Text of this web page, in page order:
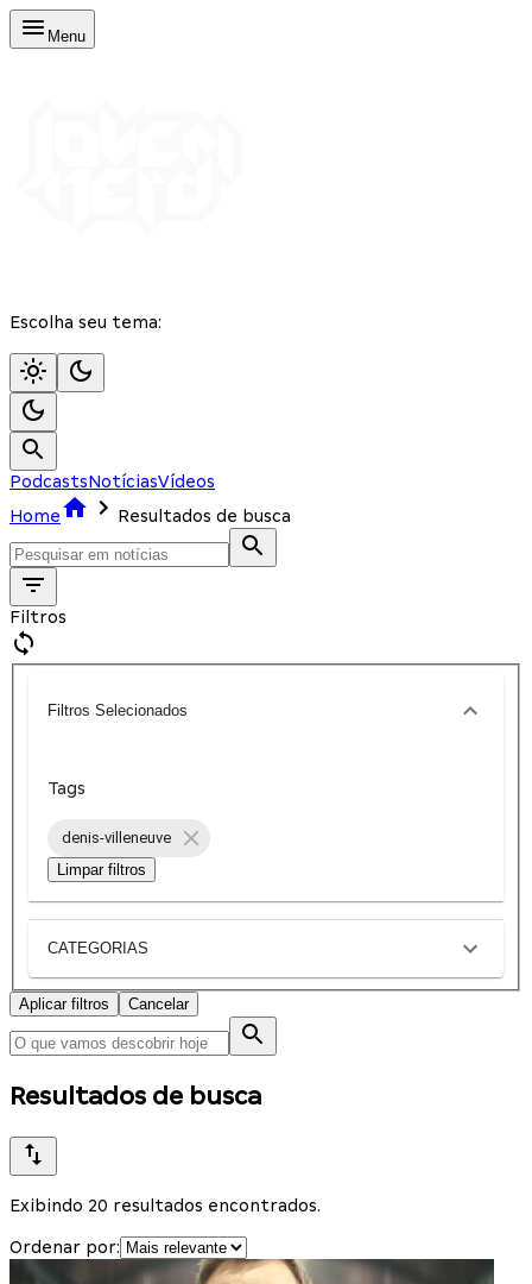
Menu
Escolha seu tema:
PodcastsNotíciasVídeos
Home
Resultados de busca
Filtros
Filtros Selecionados
Tags
denis-villeneuve
Limpar filtros
CATEGORIAS
Aplicar filtros Cancelar
Resultados de busca
Exibindo 20 resultados encontrados.
Ordenar por: